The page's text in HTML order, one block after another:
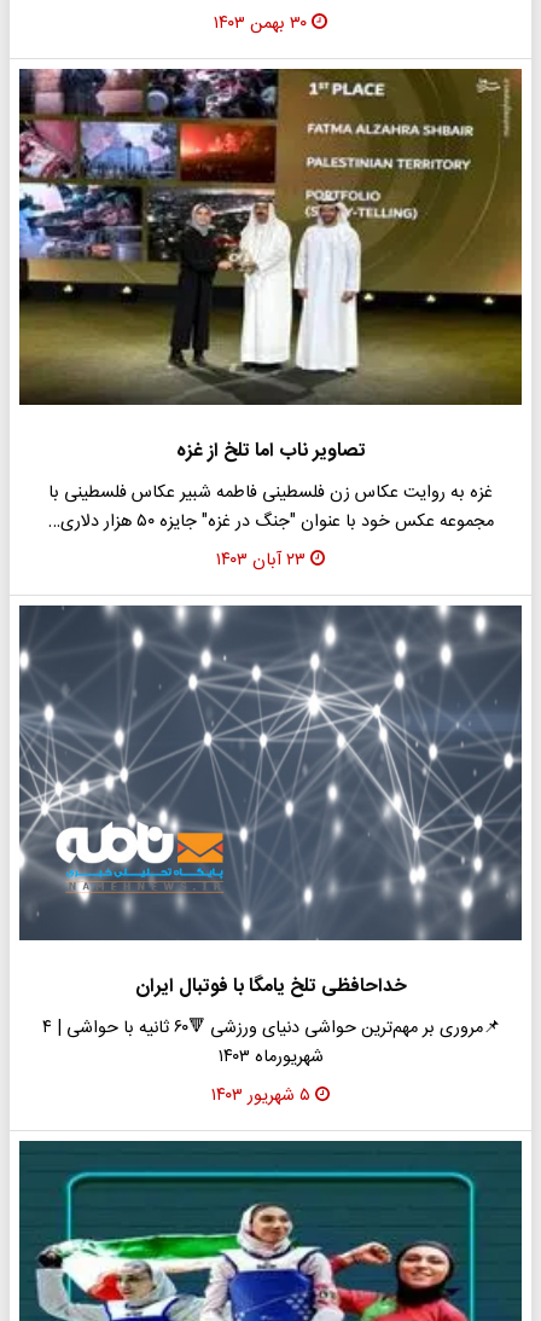
۳۰ بهمن ۱۴۰۳
تصاویر ناب اما تلخ از غزه
غزه به روایت عکاس زن فلسطینی فاطمه شبیر عکاس فلسطینی با
مجموعه عکس خود با عنوان "جنگ در غزه" جایزه ۵۰ هزار دلاری…
۲۳ آبان ۱۴۰۳
خداحافظی تلخ یامگا با فوتبال ایران
📌مروری بر مهم‌ترین حواشی دنیای ورزشی 🔻۶۰ ثانیه با حواشی | ۴
شهریورماه ۱۴۰۳
۵ شهریور ۱۴۰۳